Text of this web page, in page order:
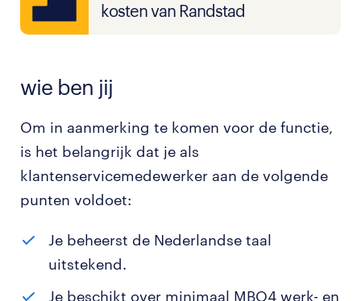
kosten van Randstad
wie ben jij
Om in aanmerking te komen voor de functie,
is het belangrijk dat je als
klantenservicemedewerker aan de volgende
punten voldoet:
Je beheerst de Nederlandse taal
uitstekend.
Je beschikt over minimaal MBO4 werk- en